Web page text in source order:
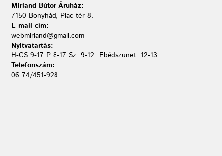
Mirland Bútor Áruház:
7150 Bonyhád, Piac tér 8.
E-mail cím:
webmirland@gmail.com
Nyitvatartás:
H-CS 9-17 P 8-17 Sz: 9-12 Ebédszünet: 12-13
Telefonszám:
06 74/451-928